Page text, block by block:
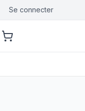
Se connecter